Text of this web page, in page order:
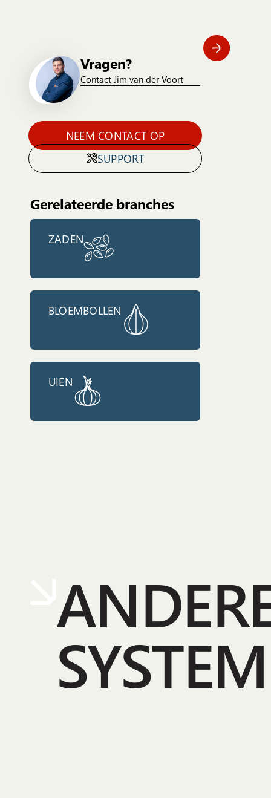
Vragen?
Contact Jim van der Voort
NEEM CONTACT OP
SUPPORT
Gerelateerde branches
ZADEN
BLOEMBOLLEN
UIEN